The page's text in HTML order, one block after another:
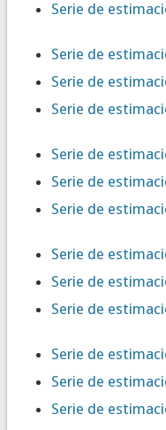
Serie de
Serie de
Serie de
Serie de
Serie de
Serie de
Serie de
Serie de
Serie de
Serie de
Serie de
Serie de
Serie de